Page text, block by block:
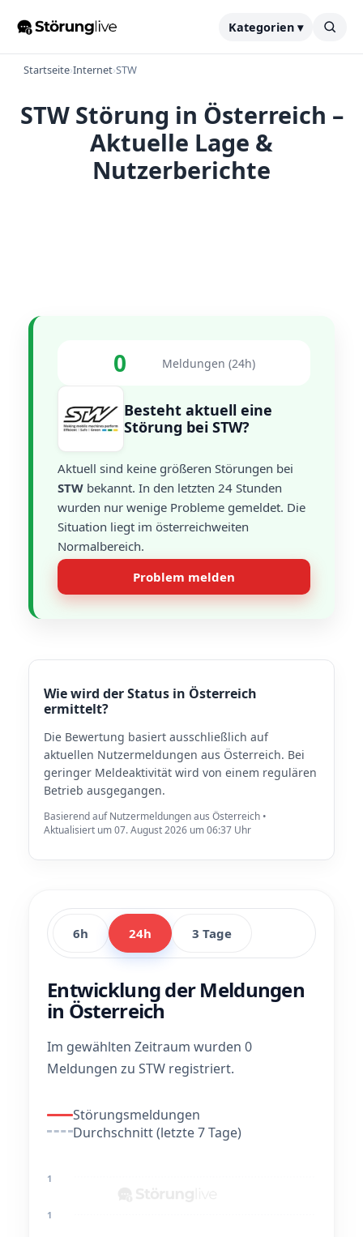
Kategorien ▾
Startseite›Internet›STW
STW Störung in Österreich –
Aktuelle Lage &
Nutzerberichte
0 Meldungen (24h)
Besteht aktuell eine
Störung bei STW?
Aktuell sind keine größeren Störungen bei
STW bekannt. In den letzten 24 Stunden
wurden nur wenige Probleme gemeldet. Die
Situation liegt im österreichweiten
Normalbereich.
Problem melden
Wie wird der Status in Österreich
ermittelt?
Die Bewertung basiert ausschließlich auf
aktuellen Nutzermeldungen aus Österreich. Bei
geringer Meldeaktivität wird von einem regulären
Betrieb ausgegangen.
Basierend auf Nutzermeldungen aus Österreich •
Aktualisiert um 07. August 2026 um 06:37 Uhr
6h 24h 3 Tage
Entwicklung der Meldungen
in Österreich
Im gewählten Zeitraum wurden 0
Meldungen zu STW registriert.
Störungsmeldungen
Durchschnitt (letzte 7 Tage)
1
1